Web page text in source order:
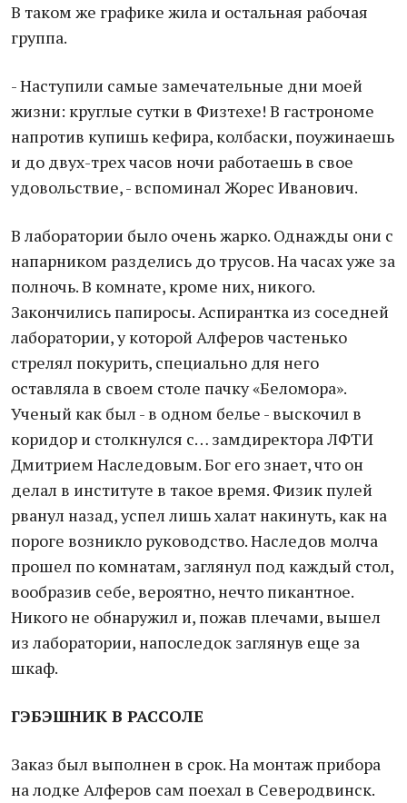
В таком же графике жила и остальная рабочая
группа.
- Наступили самые замечательные дни моей
жизни: круглые сутки в Физтехе! В гастрономе
напротив купишь кефира, колбаски, поужинаешь
и до двух-трех часов ночи работаешь в свое
удовольствие, - вспоминал Жорес Иванович.
В лаборатории было очень жарко. Однажды они с
напарником разделись до трусов. На часах уже за
полночь. В комнате, кроме них, никого.
Закончились папиросы. Аспирантка из соседней
лаборатории, у которой Алферов частенько
стрелял покурить, специально для него
оставляла в своем столе пачку «Беломора».
Ученый как был - в одном белье - выскочил в
коридор и столкнулся с… замдиректора ЛФТИ
Дмитрием Наследовым. Бог его знает, что он
делал в институте в такое время. Физик пулей
рванул назад, успел лишь халат накинуть, как на
пороге возникло руководство. Наследов молча
прошел по комнатам, заглянул под каждый стол,
вообразив себе, вероятно, нечто пикантное.
Никого не обнаружил и, пожав плечами, вышел
из лаборатории, напоследок заглянув еще за
шкаф.
ГЭБЭШНИК В РАССОЛЕ
Заказ был выполнен в срок. На монтаж прибора
на лодке Алферов сам поехал в Северодвинск.